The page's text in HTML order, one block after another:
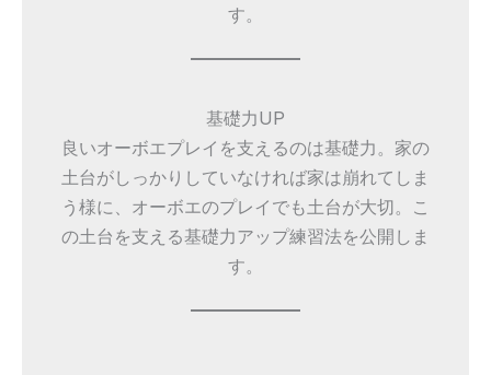
す。
基礎力UP
良いオーボエプレイを支えるのは基礎力。家の
土台がしっかりしていなければ家は崩れてしま
う様に、オーボエのプレイでも土台が大切。こ
の土台を支える基礎力アップ練習法を公開しま
す。